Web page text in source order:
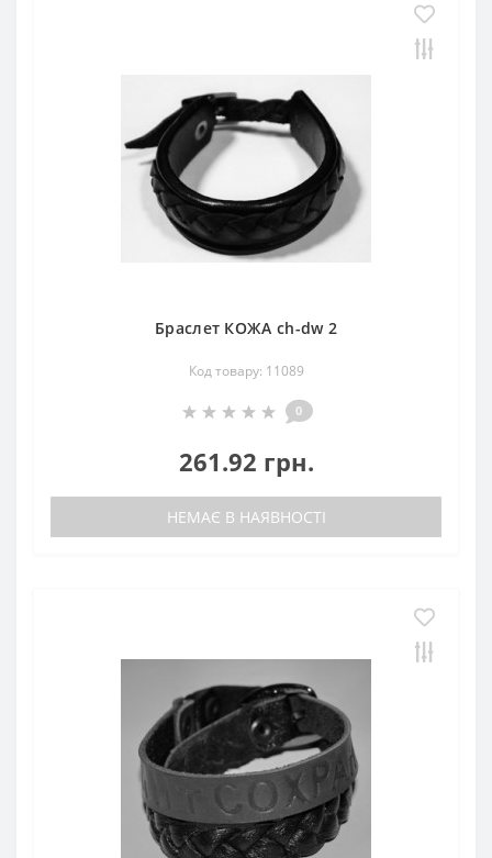
Браслет КОЖА ch-dw 2
Код товару: 11089
0
261.92 грн.
НЕМАЄ В НАЯВНОСТІ